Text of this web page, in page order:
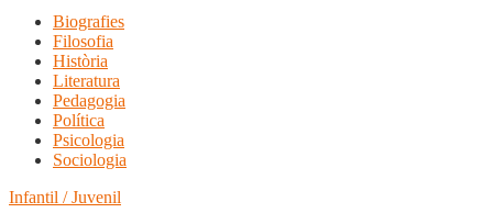
Biografies
Filosofia
Història
Literatura
Pedagogia
Política
Psicologia
Sociologia
Infantil / Juvenil